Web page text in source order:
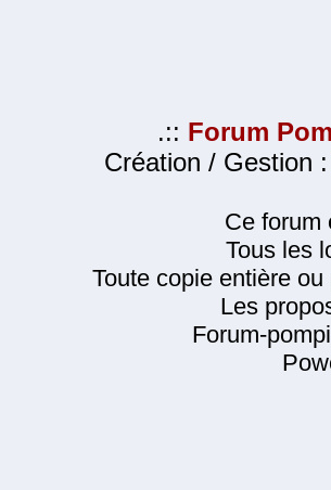
.:: Forum
Création / Gestion :
Ce forum
Tous les
Toute copie entière
Les
Forum-